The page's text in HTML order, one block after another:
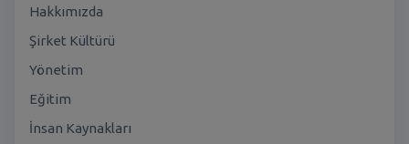
Hakkımızda
Şirket Kültürü
Yönetim
Eğitim
İnsan Kaynakları